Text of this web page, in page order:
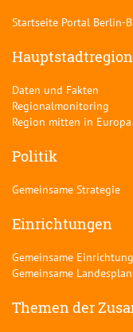
Startseite Portal Berlin-
Hauptstadtregion
Daten und Fakten
Regionalmonitoring
Region mitten in Europa
Politik
Gemeinsame Strategie
Einrichtungen
Gemeinsame
Gemeinsame
Themen der